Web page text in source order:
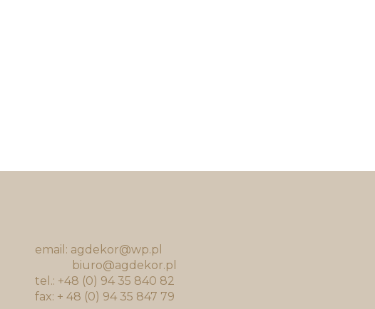
email: agdekor@wp.pl
biuro@agdekor.pl
tel.: +48 (0) 94 35 840 82
fax: + 48 (0) 94 35 847 79